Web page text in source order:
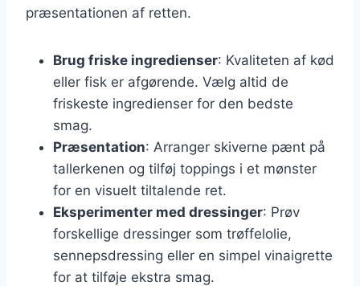
præsentationen af retten.
Brug friske ingredienser: Kvaliteten af kød
eller fisk er afgørende. Vælg altid de
friskeste ingredienser for den bedste
smag.
Præsentation: Arranger skiverne pænt på
tallerkenen og tilføj toppings i et mønster
for en visuelt tiltalende ret.
Eksperimenter med dressinger: Prøv
forskellige dressinger som trøffelolie,
sennepsdressing eller en simpel vinaigrette
for at tilføje ekstra smag.